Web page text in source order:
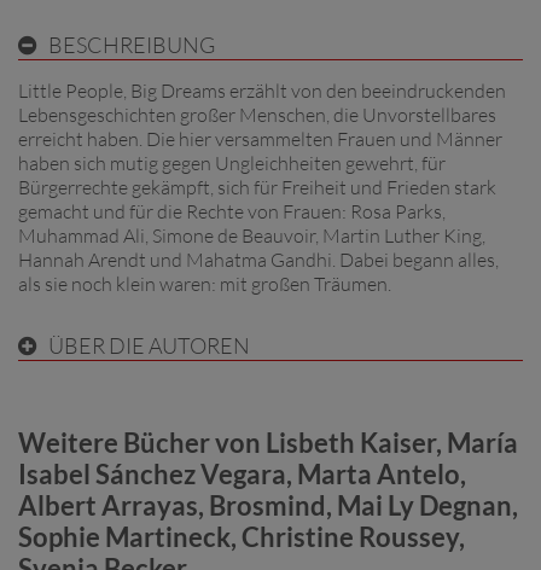
BESCHREIBUNG
Little People, Big Dreams erzählt von den beeindruckenden
Lebensgeschichten großer Menschen, die Unvorstellbares
erreicht haben. Die hier versammelten Frauen und Männer
haben sich mutig gegen Ungleichheiten gewehrt, für
Bürgerrechte gekämpft, sich für Freiheit und Frieden stark
gemacht und für die Rechte von Frauen: Rosa Parks,
Muhammad Ali, Simone de Beauvoir, Martin Luther King,
Hannah Arendt und Mahatma Gandhi. Dabei begann alles,
als sie noch klein waren: mit großen Träumen.
ÜBER DIE AUTOREN
Weitere Bücher von Lisbeth Kaiser, María
Isabel Sánchez Vegara, Marta Antelo,
Albert Arrayas, Brosmind, Mai Ly Degnan,
Sophie Martineck, Christine Roussey,